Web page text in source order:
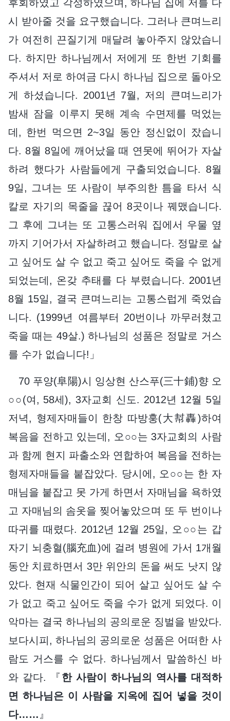
후회하였고 각성하였으며, 하나님 집에 저를 다
시 받아줄 것을 요구했습니다. 그러나 큰며느리
가 여전히 끈질기게 매달려 놓아주지 않았습니
다. 하지만 하나님께서 저에게 또 한번 기회를
주셔서 저로 하여금 다시 하나님 집으로 돌아오
게 하셨습니다. 2001년 7월, 저의 큰며느리가
밤새 잠을 이루지 못해 계속 수면제를 먹었는
데, 한번 먹으면 2~3일 동안 정신없이 잤습니
다. 8월 8일에 깨어났을 때 연못에 뛰어가 자살
하려 했다가 사람들에게 구출되었습니다. 8월
9일, 그녀는 또 사람이 부주의한 틈을 타서 식
칼로 자기의 목줄을 끊어 8곳이나 꿰맸습니다.
그 후에 그녀는 또 고통스러워 집에서 우물 옆
까지 기어가서 자살하려고 했습니다. 정말로 살
고 싶어도 살 수 없고 죽고 싶어도 죽을 수 없게
되었는데, 온갖 추태를 다 부렸습니다. 2001년
8월 15일, 결국 큰며느리는 고통스럽게 죽었습
니다. (1999년 여름부터 20번이나 까무러쳤고
죽을 때는 49살.) 하나님의 성품은 정말로 거스
를 수가 없습니다!」
70 푸양(阜陽)시 잉상현 산스푸(三十鋪)향 오
○○(여, 58세), 3자교회 신도. 2012년 12월 5일
저녁, 형제자매들이 한창 따방훙(大幇轟)하여
복음을 전하고 있는데, 오○○는 3자교회의 사람
과 함께 현지 파출소와 연합하여 복음을 전하는
형제자매들을 붙잡았다. 당시에, 오○○는 한 자
매님을 붙잡고 못 가게 하면서 자매님을 욕하였
고 자매님의 솜옷을 찢어놓았으며 또 두 번이나
따귀를 때렸다. 2012년 12월 25일, 오○○는 갑
자기 뇌충혈(腦充血)에 걸려 병원에 가서 1개월
동안 치료하면서 3만 위안의 돈을 써도 낫지 않
았다. 현재 식물인간이 되어 살고 싶어도 살 수
가 없고 죽고 싶어도 죽을 수가 없게 되었다. 이
악마는 결국 하나님의 공의로운 징벌을 받았다.
보다시피, 하나님의 공의로운 성품은 어떠한 사
람도 거스를 수 없다. 하나님께서 말씀하신 바
와 같다. 『 한 사람이 하나님의 역사를 대적하
면 하나님은 이 사람을 지옥에 집어 넣을 것이
다…… 』